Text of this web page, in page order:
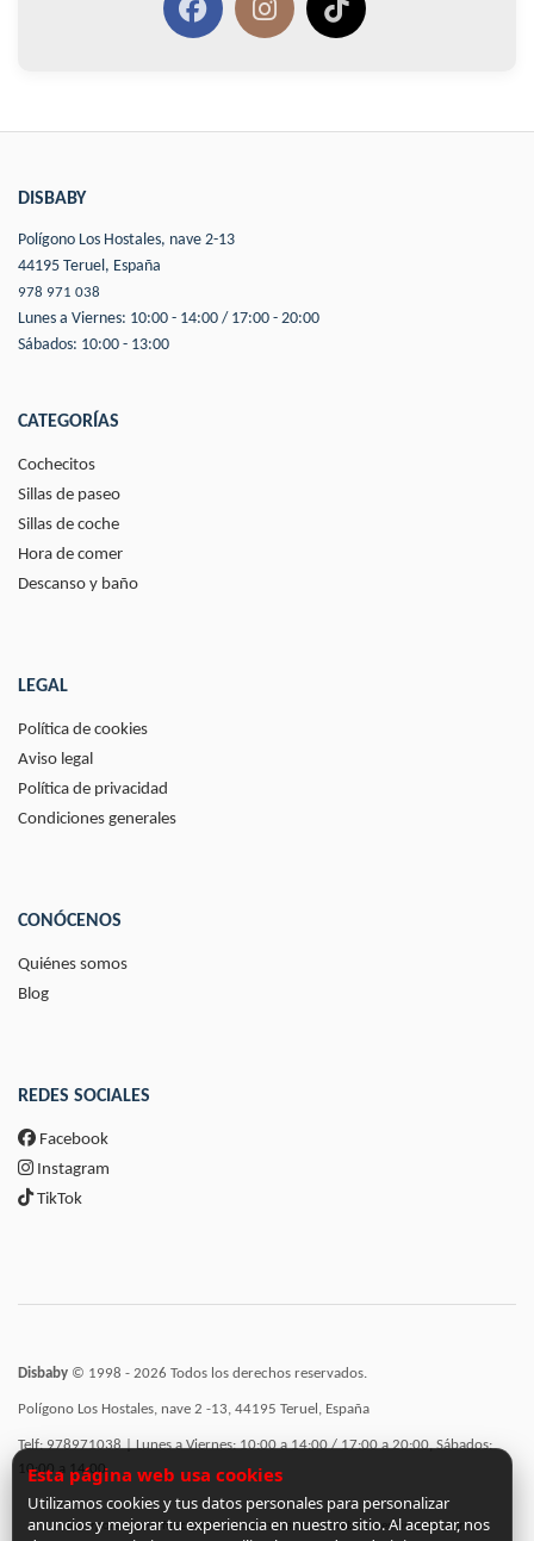
DISBABY
Polígono Los Hostales, nave 2-13
44195 Teruel, España
978 971 038
Lunes a Viernes: 10:00 - 14:00 / 17:00 - 20:00
Sábados: 10:00 - 13:00
CATEGORÍAS
Cochecitos
Sillas de paseo
Sillas de coche
Hora de comer
Descanso y baño
LEGAL
Política de cookies
Aviso legal
Política de privacidad
Condiciones generales
CONÓCENOS
Quiénes somos
Blog
REDES SOCIALES
Facebook
Instagram
TikTok
Disbaby © 1998 - 2026 Todos los derechos reservados.
Polígono Los Hostales, nave 2 -13, 44195 Teruel, España
Telf: 978971038 | Lunes a Viernes: 10:00 a 14:00 / 17:00 a 20:00, Sábados:
10:00 a 14:00
Incorporación de funcionalidades semánticas a la web subvencionadas por:
Esta página web usa cookies
Utilizamos cookies y tus datos personales para personalizar
anuncios y mejorar tu experiencia en nuestro sitio. Al aceptar, nos